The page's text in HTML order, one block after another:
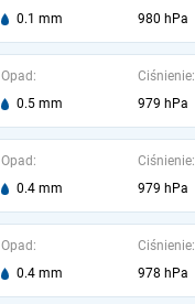
0.1 mm
980 hPa
Opad:
0.5 mm
Ciśnienie:
979 hPa
Opad:
0.4 mm
Ciśnienie:
979 hPa
Opad:
0.4 mm
Ciśnienie:
978 hPa